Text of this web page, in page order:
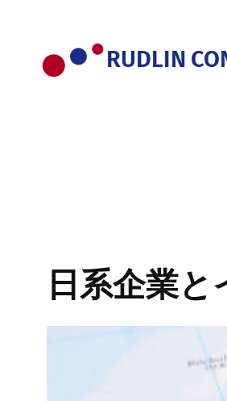
RUDLIN
日系企業